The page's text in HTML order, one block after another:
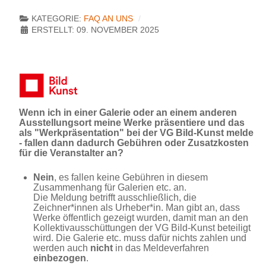
KATEGORIE: FAQ AN UNS
ERSTELLT: 09. NOVEMBER 2025
Wenn ich in einer Galerie oder an einem anderen
Ausstellungsort meine Werke präsentiere und das
als "Werkpräsentation" bei der VG Bild-Kunst melde
- fallen dann dadurch Gebühren oder Zusatzkosten
für die Veranstalter an?
Nein, es fallen keine Gebühren in diesem
Zusammenhang für Galerien etc. an.
Die Meldung betrifft ausschließlich, die
Zeichner*innen als Urheber*in. Man gibt an, dass
Werke öffentlich gezeigt wurden, damit man an den
Kollektivausschüttungen der VG Bild-Kunst beteiligt
wird. Die Galerie etc. muss dafür nichts zahlen und
werden auch nicht in das Meldeverfahren
einbezogen.